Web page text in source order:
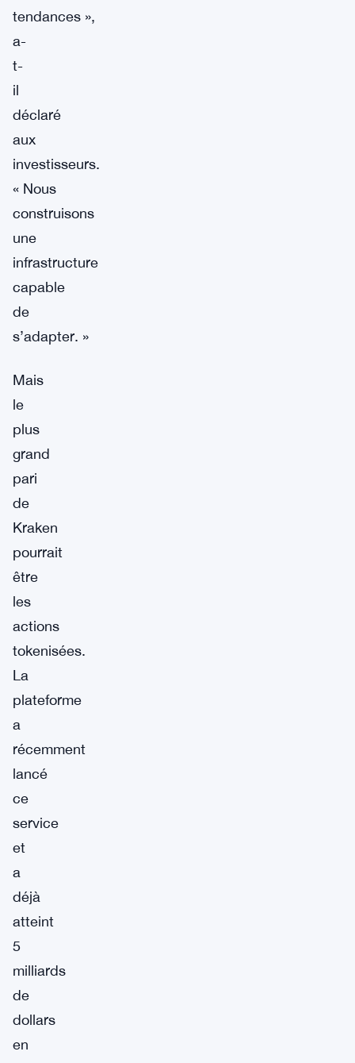
tendances »,
a-
t-
il
déclaré
aux
investisseurs.
« Nous
construisons
une
infrastructure
capable
de
s’adapter. »
Mais
le
plus
grand
pari
de
Kraken
pourrait
être
les
actions
tokenisées.
La
plateforme
a
récemment
lancé
ce
service
et
a
déjà
atteint
5
milliards
de
dollars
en